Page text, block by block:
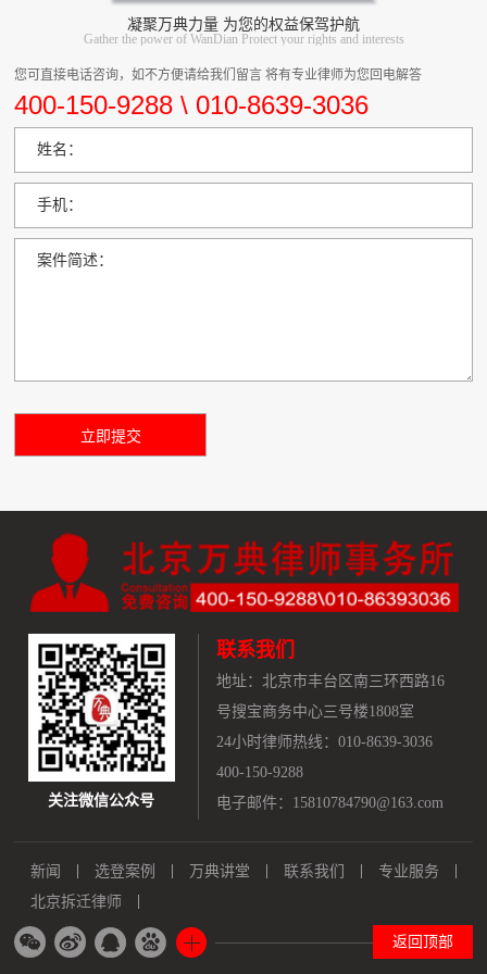
凝聚万典力量 为您的权益保驾护航
Gather the power of WanDian Protect your rights and interests
您可直接电话咨询，如不方便请给我们留言 将有专业律师为您回电解答
400-150-9288 \ 010-8639-3036
姓名：
手机：
案件简述：
关注微信公众号
联系我们
地址： 北京市丰台区南三环西路16
号搜宝商务中心三号楼1808室
24小时律师热线：010-8639-3036
400-150-9288
电子邮件：15810784790@163.com
新闻 选登案例 万典讲堂 联系我们
专业服务
北京拆迁律师
返回顶部